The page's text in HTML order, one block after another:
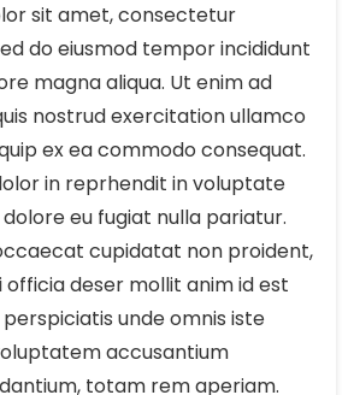
sit amet, consectetur
do eiusmod tempor incididunt
magna aliqua. Ut enim ad
nostrud exercitation ullamco
ex ea commodo consequat.
in reprhendit in voluptate
eu fugiat nulla pariatur.
cupidatat non proident,
officia deser mollit anim id est
unde omnis iste
accusantium
totam rem aperiam.